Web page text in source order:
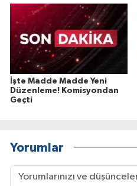
İşte Madde Madde Yeni
Düzenleme! Komisyondan
Geçti
Yorumlar